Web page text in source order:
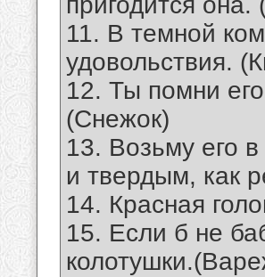
11. В темной
удовольствия.
12. Ты помни
(Снежок)
13. Возьму его
и твердым, как
14. Красная
15. Если б не